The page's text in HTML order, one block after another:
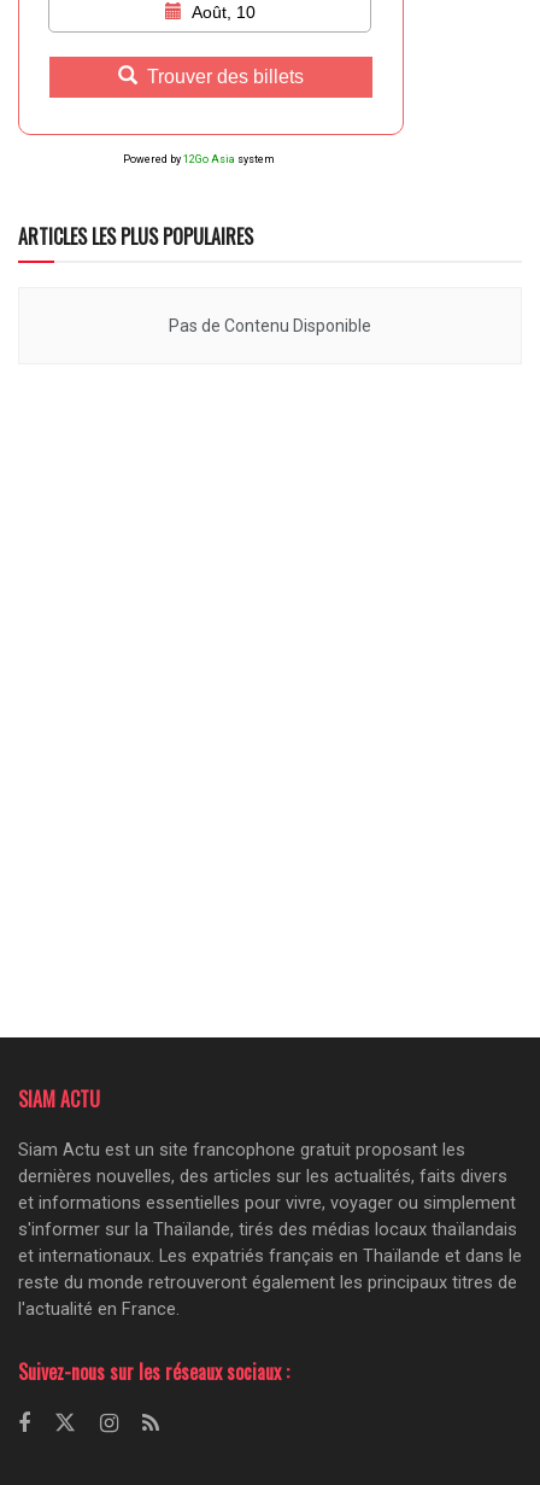
Août, 10
Trouver des billets
Powered by 12Go Asia system
ARTICLES LES PLUS POPULAIRES
Pas de Contenu Disponible
SIAM ACTU
Siam Actu est un site francophone gratuit proposant les
dernières nouvelles, des articles sur les actualités, faits divers
et informations essentielles pour vivre, voyager ou simplement
s'informer sur la Thaïlande, tirés des médias locaux thaïlandais
et internationaux. Les expatriés français en Thaïlande et dans le
reste du monde retrouveront également les principaux titres de
l'actualité en France.
Suivez-nous sur les réseaux sociaux :